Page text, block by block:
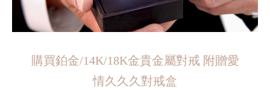
購買鉑金/14K/18K金貴金屬對戒 附贈愛
情久久久對戒盒